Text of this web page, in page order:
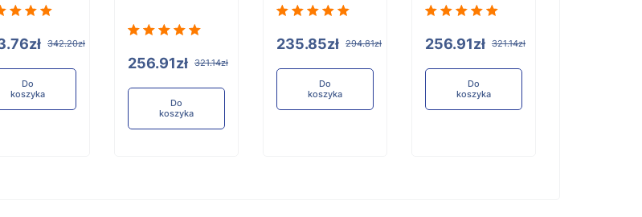
342.20zł
Do
koszyka
256.91zł 321.14zł
Do
koszyka
235.85zł 294.81zł
Do
koszyka
256.91zł 321.14zł
Do
koszyka